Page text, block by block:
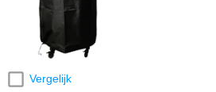
Vergelijk